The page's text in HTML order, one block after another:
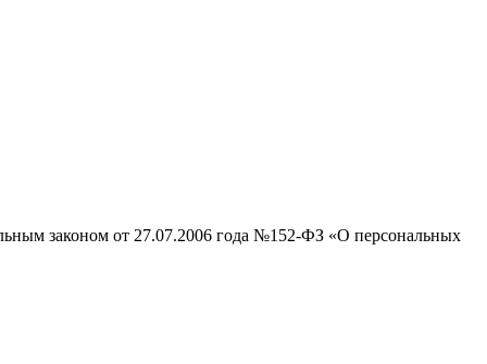
законом от 27.07.2006 года №152-ФЗ «О персональных